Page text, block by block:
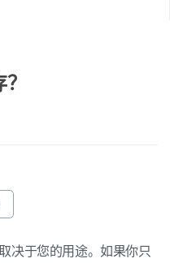
决于您的用途。如果你只